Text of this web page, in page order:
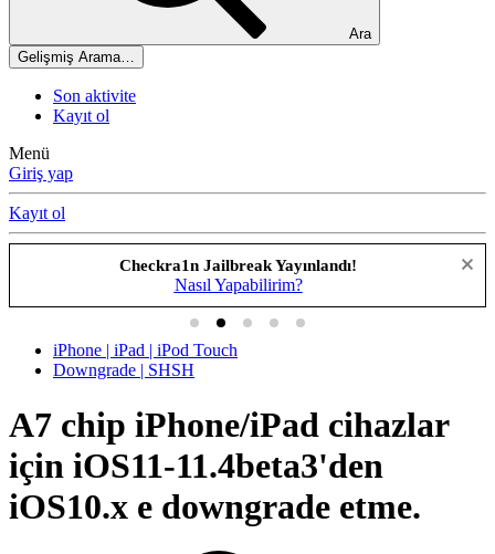
Ara
Gelişmiş Arama…
Son aktivite
Kayıt ol
Menü
Giriş yap
Kayıt ol
Checkra1n Jailbreak Yayınlandı!
Nasıl Yapabilirim?
iPhone | iPad | iPod Touch
Downgrade | SHSH
A7 chip iPhone/iPad cihazlar
için iOS11-11.4beta3'den
iOS10.x e downgrade etme.